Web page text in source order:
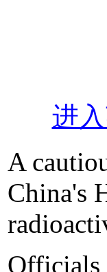
进
A
China's
Officials